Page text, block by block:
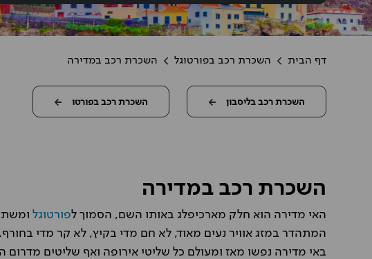
דף הבית השכרת רכב בפורטוגל השכרת רכב במדירה
השכרת רכב בליסבון השכרת רכב בפורטו
השכרת רכב במדירה
האי מדירה הוא חלק מארכיפלג באותו השם, הסמוך לפורטוגל
המתהדר במזג אוויר נעים מאוד, לא חם מדי בקיץ, לא קר מדי בחורף.
באי מדירה נפשו מאז ומעולם כל שליטי אירופה ואף שליטים מדרום
אלכס קרטן
הזמנו בארץ רכב בעיר פורטו ולהחזרה
בשדה התעופה. הכל עבד כראוי.